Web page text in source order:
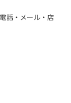
話・メール・店